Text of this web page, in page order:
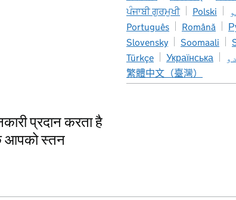
ਪੰਜਾਬੀ ਗੁਰਮੁਖੀ
Polski
Português
Română
Slovensky
Soomaali
Türkçe
Українська
繁體中文（臺灣）
प्रदान करता है
आपको स्तन